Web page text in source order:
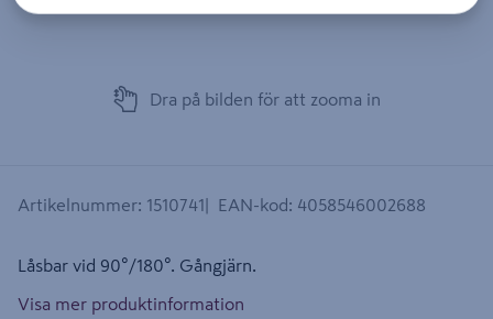
Dra på bilden för att zooma in
Artikelnummer: 1510741 EAN-kod: 4058546002688
Låsbar vid 90°/180°. Gångjärn.
Visa mer produktinformation